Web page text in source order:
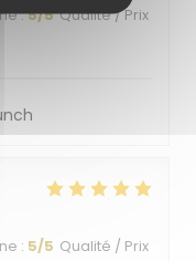
:5/5 Qualité / Prix
: 5/5 Qualité / Prix